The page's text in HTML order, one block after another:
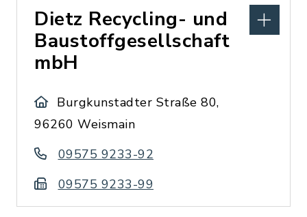
Dietz Recycling- und
Baustoffgesellschaft
mbH
Burgkunstadter Straße 80,
96260 Weismain
09575 9233-92
09575 9233-99